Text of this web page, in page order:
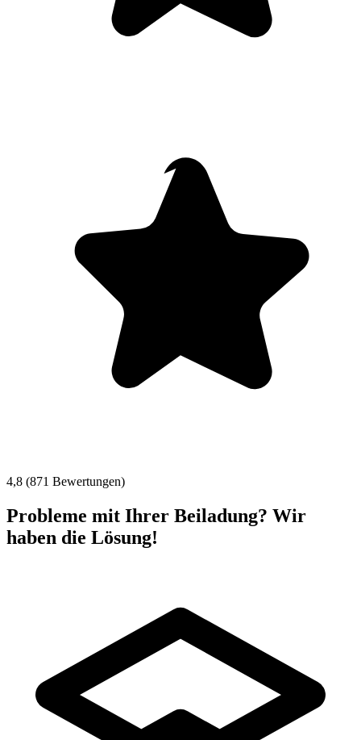
4,8 (871 Bewertungen)
Probleme mit Ihrer Beiladung? Wir
haben die Lösung!